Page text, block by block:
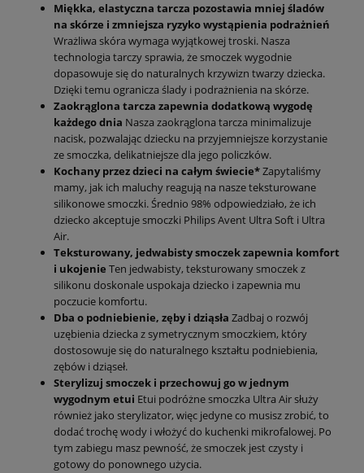
Miękka, elastyczna tarcza pozostawia mniej śladów
na skórze i zmniejsza ryzyko wystąpienia podrażnień
Wrażliwa skóra wymaga wyjątkowej troski. Nasza
technologia tarczy sprawia, że smoczek wygodnie
dopasowuje się do naturalnych krzywizn twarzy dziecka.
Dzięki temu ogranicza ślady i podrażnienia na skórze.
Zaokrąglona tarcza zapewnia dodatkową wygodę
każdego dnia Nasza zaokrąglona tarcza minimalizuje
nacisk, pozwalając dziecku na przyjemniejsze korzystanie
ze smoczka, delikatniejsze dla jego policzków.
Kochany przez dzieci na całym świecie*Zapytaliśmy
mamy, jak ich maluchy reagują na nasze teksturowane
silikonowe smoczki. Średnio 98% odpowiedziało, że ich
dziecko akceptuje smoczki Philips Avent Ultra Soft i Ultra
Air.
Teksturowany, jedwabisty smoczek zapewnia komfort
i ukojenie Ten jedwabisty, teksturowany smoczek z
silikonu doskonale uspokaja dziecko i zapewnia mu
poczucie komfortu.
Dba o podniebienie, zęby i dziąsła Zadbaj o rozwój
uzębienia dziecka z symetrycznym smoczkiem, który
dostosowuje się do naturalnego kształtu podniebienia,
zębów i dziąseł.
Sterylizuj smoczek i przechowuj go w jednym
wygodnym etui Etui podróżne smoczka Ultra Air służy
również jako sterylizator, więc jedyne co musisz zrobić, to
dodać trochę wody i włożyć do kuchenki mikrofalowej. Po
tym zabiegu masz pewność, że smoczek jest czysty i
gotowy do ponownego użycia.